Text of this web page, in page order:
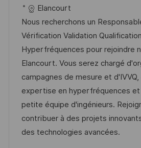
n
c
a
c
i
ó
n
e
c
h
a
d
e
p
u
b
l
d
e
e
m
p
l
e
o
Elancourt
Nous recherchons un
Vérification Validation
Hyperfréquences pour rejoindre
Elancourt. Vous serez chargé
campagnes de mesure et
expertise en hyperfréquences
petite équipe d'ingénieurs.
contribuer à des projets
des technologies avancées.